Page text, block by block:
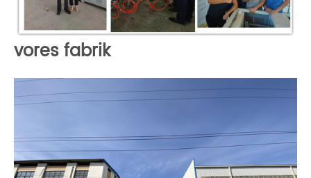
vores fabrik